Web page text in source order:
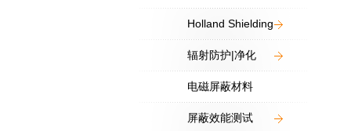
Holland Shielding
辐射防护|净化
电磁屏蔽材料
屏蔽效能测试